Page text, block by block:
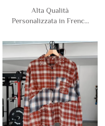
Alta Qualità
Personalizzata in French
Lunghezza al Ginocchio
Lavaggio Stone Acido
Strappati Larghi
Distressati Corti da
Jogging per Uomo